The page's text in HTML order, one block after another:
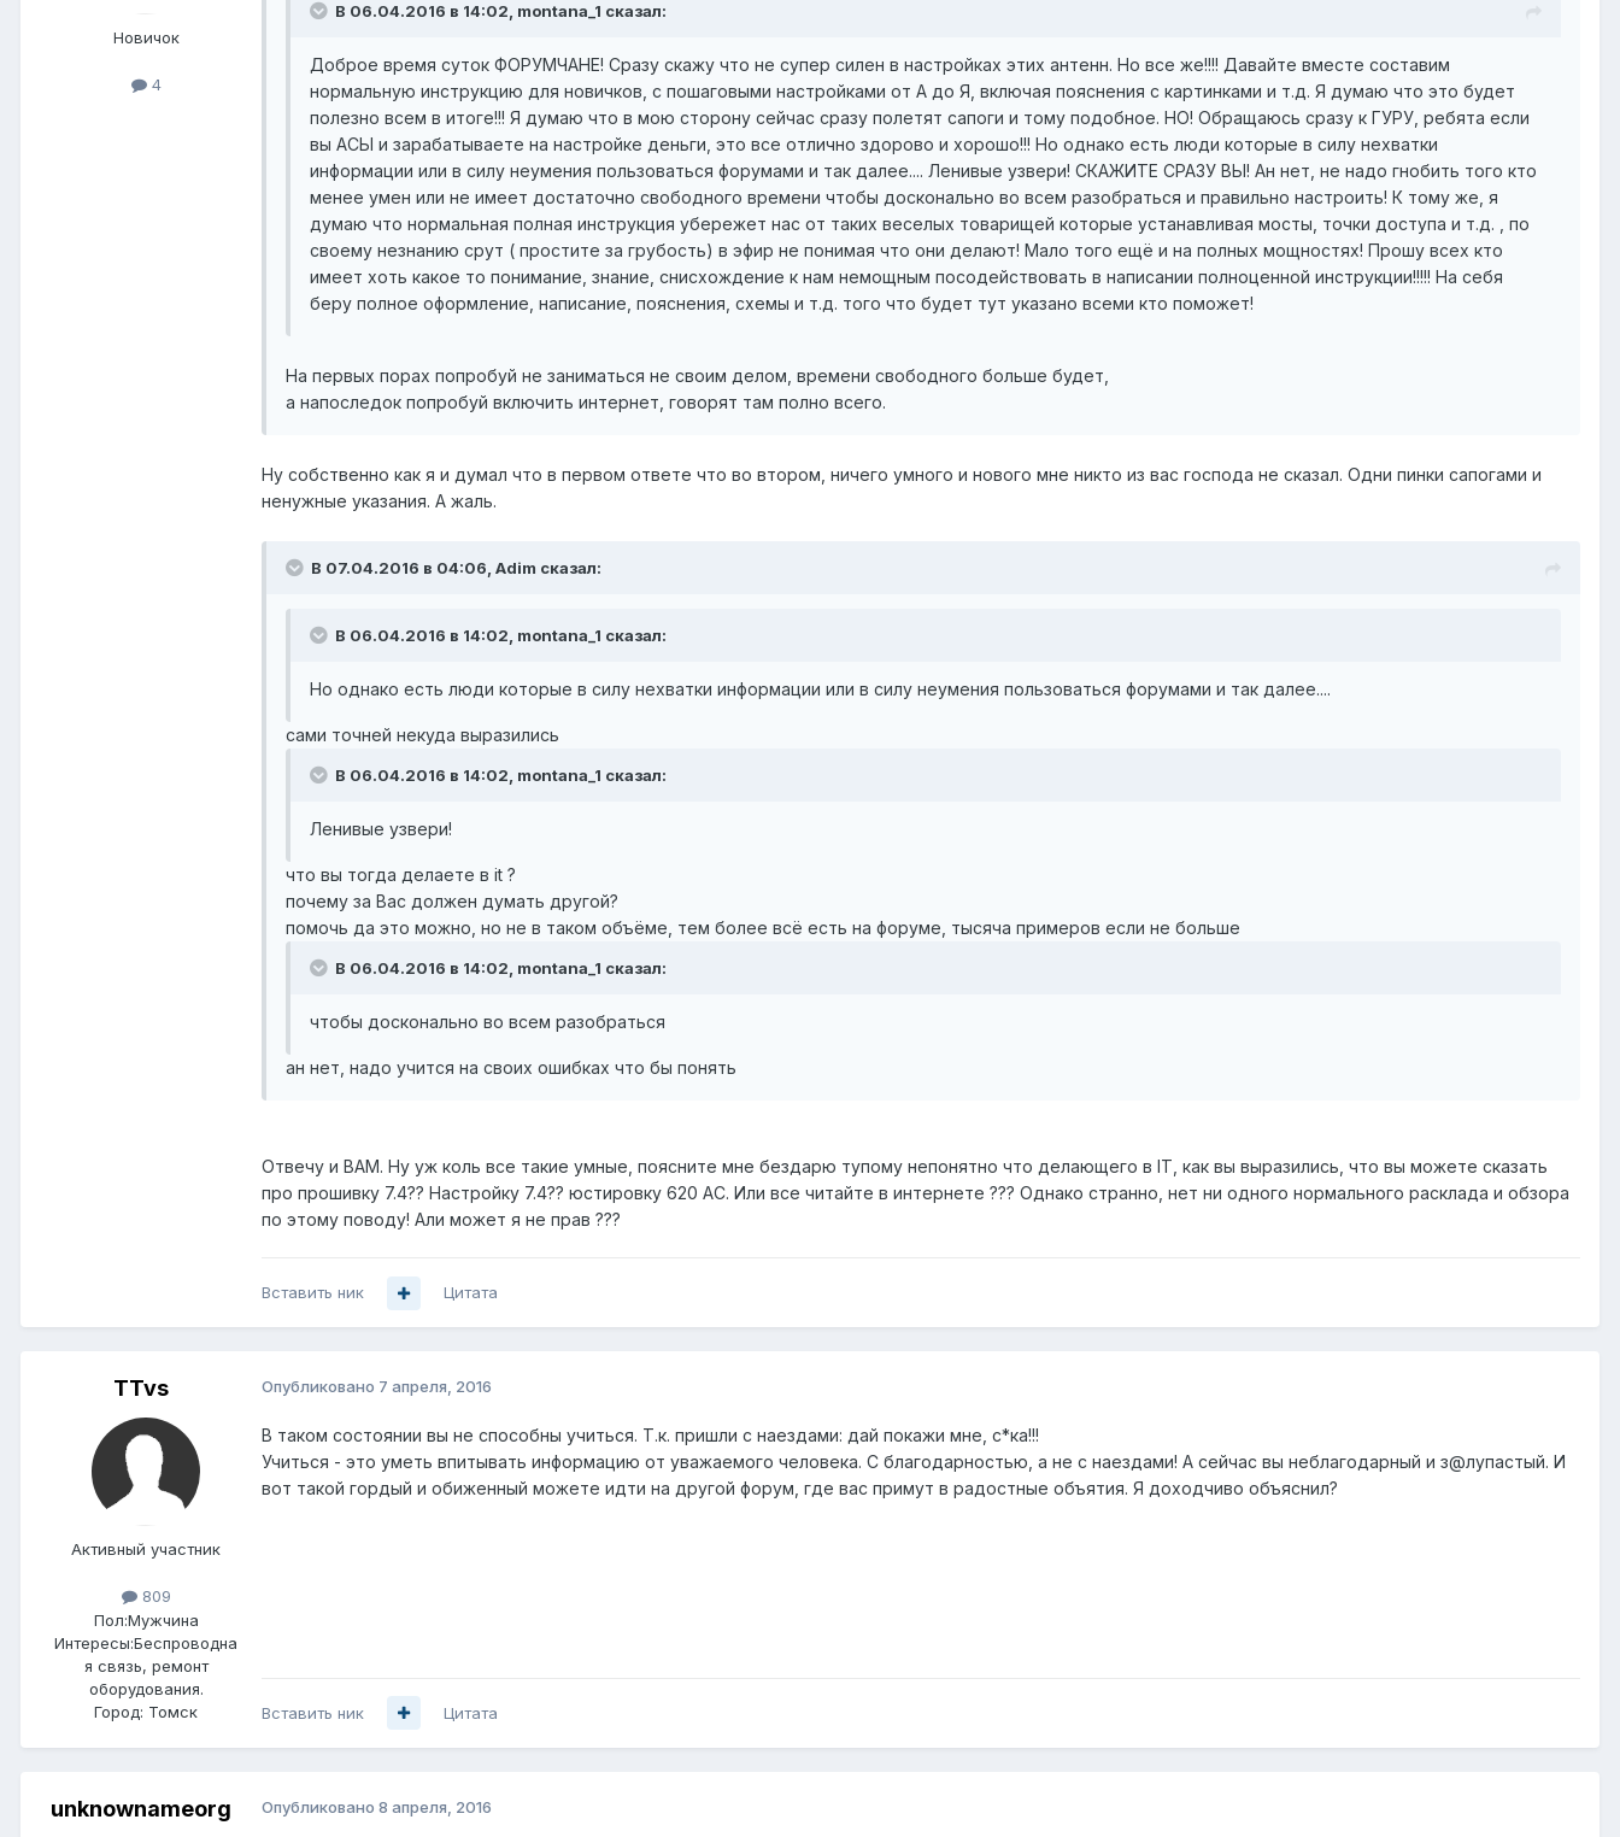
Новичок
4
В 06.04.2016 в 14:02, montana_1 сказал:
Доброе время суток ФОРУМЧАНЕ! Сразу скажу что не супер силен в настройках этих антенн. Но все же!!!! Давайте вместе составим
нормальную инструкцию для новичков, с пошаговыми настройками от А до Я, включая пояснения с картинками и т.д. Я думаю что это будет
полезно всем в итоге!!! Я думаю что в мою сторону сейчас сразу полетят сапоги и тому подобное. НО! Обращаюсь сразу к ГУРУ, ребята если
вы АСЫ и зарабатываете на настройке деньги, это все отлично здорово и хорошо!!! Но однако есть люди которые в силу нехватки
информации или в силу неумения пользоваться форумами и так далее.... Ленивые узвери! СКАЖИТЕ СРАЗУ ВЫ! Ан нет, не надо гнобить того кто
менее умен или не имеет достаточно свободного времени чтобы досконально во всем разобраться и правильно настроить! К тому же, я
думаю что нормальная полная инструкция убережет нас от таких веселых товарищей которые устанавливая мосты, точки доступа и т.д. , по
своему незнанию срут ( простите за грубость) в эфир не понимая что они делают! Мало того ещё и на полных мощностях! Прошу всех кто
имеет хоть какое то понимание, знание, снисхождение к нам немощным посодействовать в написании полноценной инструкции!!!!! На себя
беру полное оформление, написание, пояснения, схемы и т.д. того что будет тут указано всеми кто поможет!
На первых порах попробуй не заниматься не своим делом, времени свободного больше будет,
а напоследок попробуй включить интернет, говорят там полно всего.
Ну собственно как я и думал что в первом ответе что во втором, ничего умного и нового мне никто из вас господа не сказал. Одни пинки сапогами и
ненужные указания. А жаль.
В 07.04.2016 в 04:06, Adim сказал:
В 06.04.2016 в 14:02, montana_1 сказал:
Но однако есть люди которые в силу нехватки информации или в силу неумения пользоваться форумами и так далее....
сами точней некуда выразились
В 06.04.2016 в 14:02, montana_1 сказал:
Ленивые узвери!
что вы тогда делаете в it ?
почему за Вас должен думать другой?
помочь да это можно, но не в таком объёме, тем более всё есть на форуме, тысяча примеров если не больше
В 06.04.2016 в 14:02, montana_1 сказал:
чтобы досконально во всем разобраться
ан нет, надо учится на своих ошибках что бы понять
Отвечу и ВАМ. Ну уж коль все такие умные, поясните мне бездарю тупому непонятно что делающего в IT, как вы выразились, что вы можете сказать
про прошивку 7.4?? Настройку 7.4?? юстировку 620 АС. Или все читайте в интернете ??? Однако странно, нет ни одного нормального расклада и обзора
по этому поводу! Али может я не прав ???
Вставить ник Цитата
TTvs
Активный участник
809
Пол:Мужчина
Интересы:Беспроводна
я связь, ремонт
оборудования.
Город: Томск
Опубликовано 7 апреля, 2016
В таком состоянии вы не способны учиться. Т.к. пришли с наездами: дай покажи мне, с*ка!!!
Учиться - это уметь впитывать информацию от уважаемого человека. С благодарностью, а не с наездами! А сейчас вы неблагодарный и з@лупастый. И
вот такой гордый и обиженный можете идти на другой форум, где вас примут в радостные объятия. Я доходчиво объяснил?
Вставить ник Цитата
unknownameorg Опубликовано 8 апреля, 2016